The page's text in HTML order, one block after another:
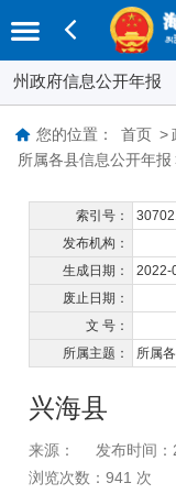
州政府信息公开年报
您的位置： 首页 >
所属各县信息公开年报
索引号：
发布机构：
生成日期：
2022-
废止日期：
文 号：
所属主题：
所属
兴海县
来源：
发布时间
浏览次数：941 次